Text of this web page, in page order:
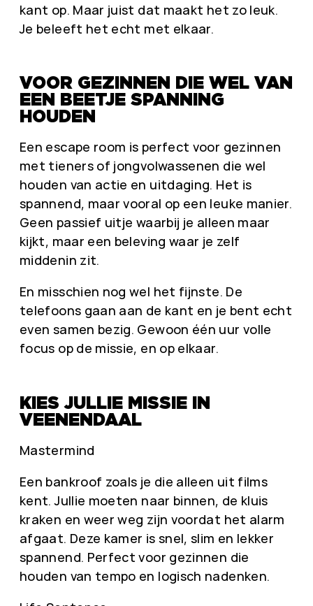
kant op. Maar juist dat maakt het zo leuk.
Je beleeft het echt met elkaar.
VOOR GEZINNEN DIE WEL VAN
EEN BEETJE SPANNING
HOUDEN
Een escape room is perfect voor gezinnen
met tieners of jongvolwassenen die wel
houden van actie en uitdaging. Het is
spannend, maar vooral op een leuke manier.
Geen passief uitje waarbij je alleen maar
kijkt, maar een beleving waar je zelf
middenin zit.
En misschien nog wel het fijnste. De
telefoons gaan aan de kant en je bent echt
even samen bezig. Gewoon één uur volle
focus op de missie, en op elkaar.
KIES JULLIE MISSIE IN
VEENENDAAL
Mastermind
Een bankroof zoals je die alleen uit films
kent. Jullie moeten naar binnen, de kluis
kraken en weer weg zijn voordat het alarm
afgaat. Deze kamer is snel, slim en lekker
spannend. Perfect voor gezinnen die
houden van tempo en logisch nadenken.